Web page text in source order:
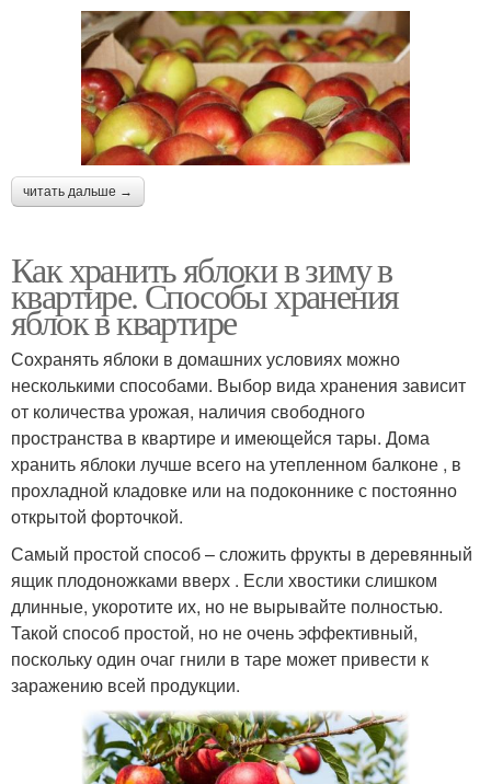
читать дальше →
Как хранить яблоки в зиму в
квартире. Способы хранения
яблок в квартире
Сохранять яблоки в домашних условиях можно
несколькими способами. Выбор вида хранения зависит
от количества урожая, наличия свободного
пространства в квартире и имеющейся тары. Дома
хранить яблоки лучше всего на утепленном балконе , в
прохладной кладовке или на подоконнике с постоянно
открытой форточкой.
Самый простой способ – сложить фрукты в деревянный
ящик плодоножками вверх . Если хвостики слишком
длинные, укоротите их, но не вырывайте полностью.
Такой способ простой, но не очень эффективный,
поскольку один очаг гнили в таре может привести к
заражению всей продукции.